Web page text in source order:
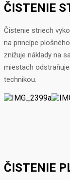
ČISTENIE
Čistenie striech
na princípe
znižuje náklady na
miestach
technikou.
ČISTENIE